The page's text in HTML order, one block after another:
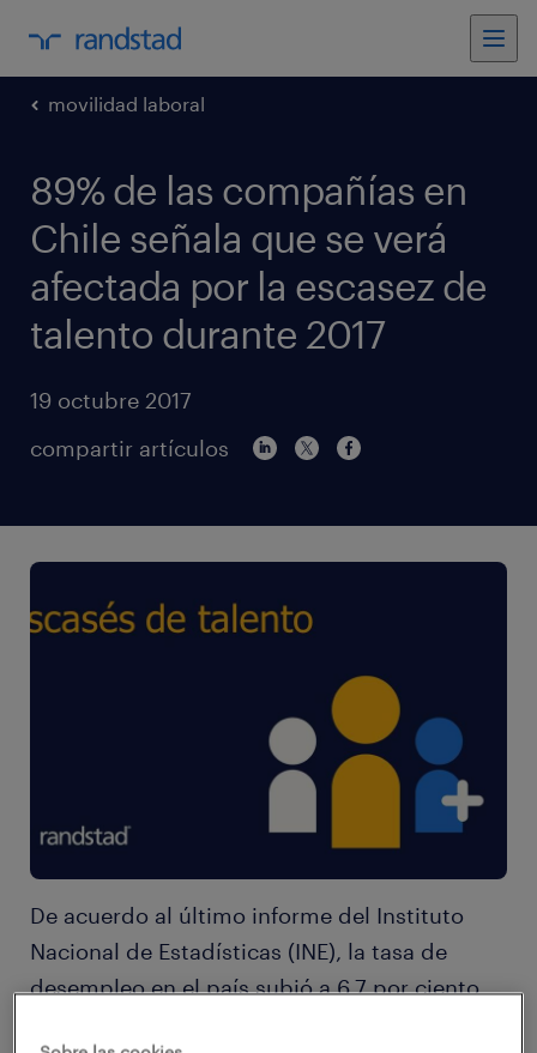
movilidad laboral
89% de las compañías en
Chile señala que se verá
afectada por la escasez de
talento durante 2017
19 octubre 2017
compartir artículos
De acuerdo al último informe del Instituto
Nacional de Estadísticas (INE), la tasa de
desempleo en el país subió a 6,7 por ciento